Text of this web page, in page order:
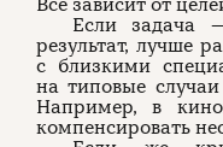
Если задача
результат, лучше
с близкими
на типовые
Например, в
компенсировать